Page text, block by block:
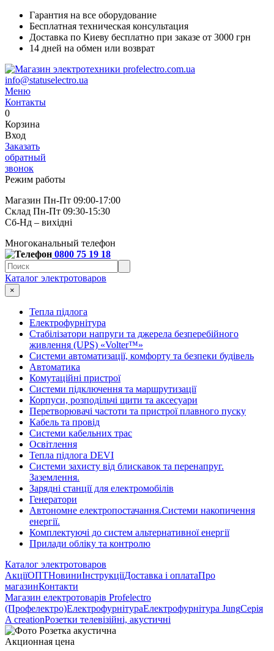
Гарантия на все оборудование
Бесплатная техническая консультация
Доставка по Киеву бесплатно при заказе от 3000 грн
14 дней на обмен или возврат
info@statuselectro.ua
Меню
Контакты
0
Корзина
Вход
Заказать
обратный
звонок
Режим работы
Магазин Пн-Пт 09:00-17:00
Склад Пн-Пт 09:30-15:30
Сб-Нд – вихідні
Многоканальный телефон
0800 75 19 18
Каталог электротоваров
×
Тепла підлога
Електрофурнітура
Cтабілізатори напруги та джерела безперебійного
живлення (UPS) «Volter™»
Системи автоматизації, комфорту та безпеки будівель
Автоматика
Комутаційні пристрої
Системи підключення та маршрутизації
Корпуси, розподільчі щити та аксесуари
Перетворювачі частоти та пристрої плавного пуску
Кабель та провід
Системи кабельних трас
Освітлення
Тепла підлога DEVI
Системи захисту від блискавок та перенапруг.
Заземлення.
Зарядні станції для електромобілів
Генератори
Автономне електропостачання.Системи накопичення
енергії.
Комплектуючі до систем альтернативної енергії
Прилади обліку та контролю
Каталог электротоваров
АкціїОПТНовиниІнструкціїДоставка і оплатаПро
магазинКонтакти
Магазин електротоварів Profelectro
(Профелектро)ЕлектрофурнітураЕлектрофурнітура JungСерія
A creationРозетки телевізійні, акустичні
Акционная цена